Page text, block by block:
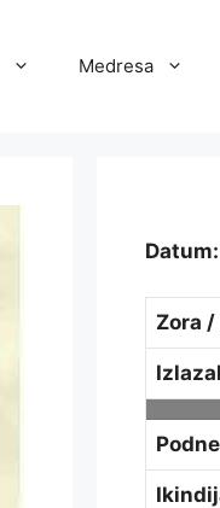
Medresa
Zora
Podne